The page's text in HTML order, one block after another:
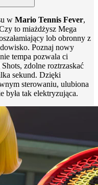
w Mario Tennis Fever,
to miażdżysz Mega
lob obronny z
Poznaj nowy
tempa pozwala ci
zdolne roztrzaskać
sekund. Dzięki
sterowaniu, ulubiona
tak elektryzująca.